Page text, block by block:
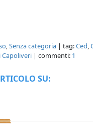
,Senza categoria | tag:Ced,
Capoliveri | commenti: 1
SU: